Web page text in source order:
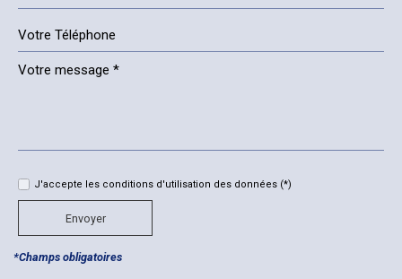
Leaflet|©JawgMaps|© OpenStreetMap
École primaire
Mairie
Statistiques
Nombre d'habitants
J'accepte les conditions d'utilisation des données (*)
Envoyer
*Champs obligatoires